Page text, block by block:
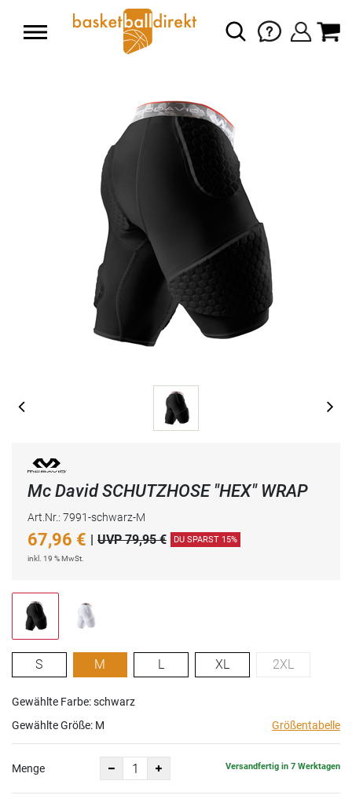
Mc David SCHUTZHOSE "HEX" WRAP
Art.Nr.: 7991-schwarz-M
67,96 € | UVP 79,95 € DU SPARST 15%
inkl. 19 % MwSt.
S M L XL 2XL
Gewählte Farbe: schwarz
Gewählte Größe: M Größentabelle
Menge Versandfertig in 7 Werktagen